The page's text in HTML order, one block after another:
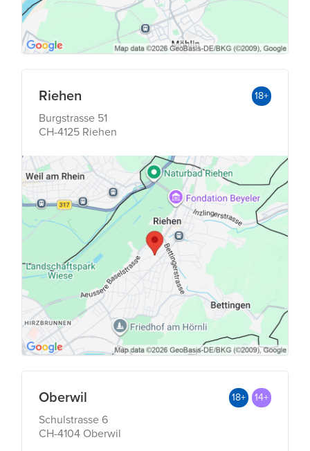
Riehen 18+
Burgstrasse 51
CH-4125 Riehen
Oberwil 18+ 14+
Schulstrasse 6
CH-4104 Oberwil